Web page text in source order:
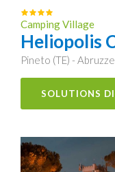
Camping Village
Heliopolis
Pineto (TE) -
SOLUTIONS